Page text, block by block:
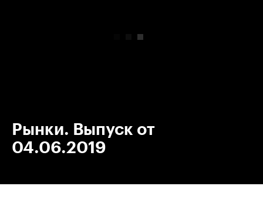
Рынки. Выпуск от
04.06.2019